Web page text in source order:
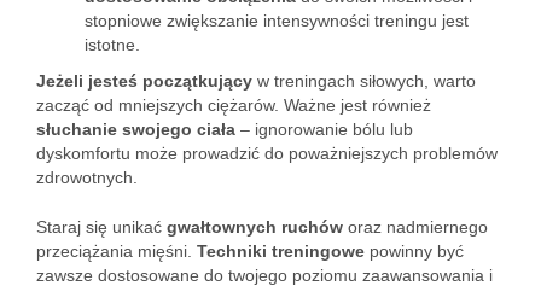
stopniowe zwiększanie intensywności treningu jest
istotne.
Jeżeli jesteś początkujący w treningach siłowych, warto
zacząć od mniejszych ciężarów. Ważne jest również
słuchanie swojego ciała – ignorowanie bólu lub
dyskomfortu może prowadzić do poważniejszych problemów
zdrowotnych.
Staraj się unikać gwałtownych ruchów oraz nadmiernego
przeciążania mięśni. Techniki treningowe powinny być
zawsze dostosowane do twojego poziomu zaawansowania i